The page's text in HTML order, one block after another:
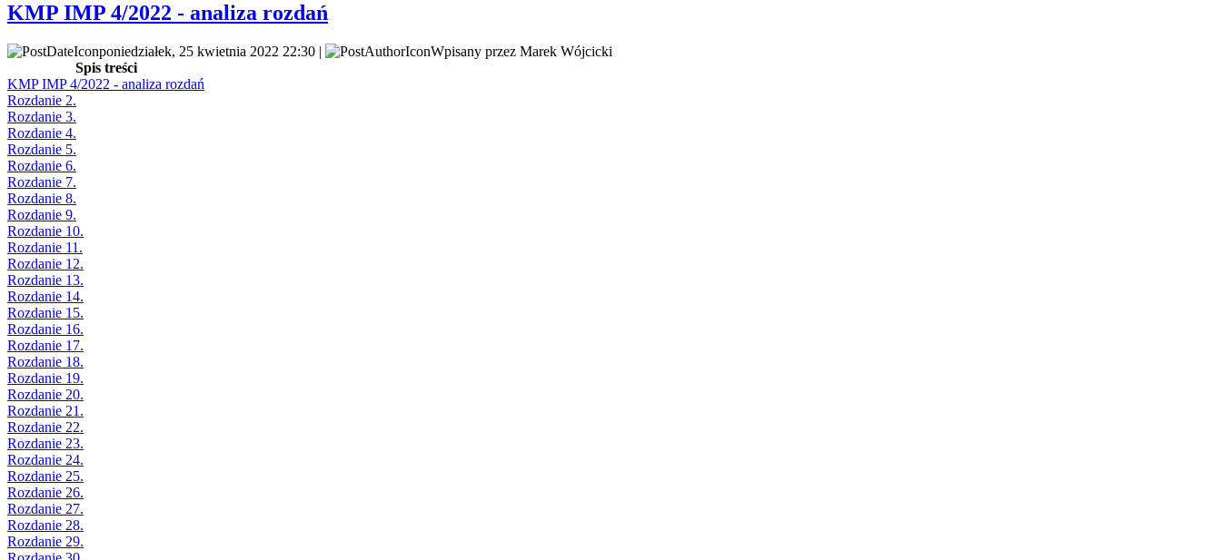
KMP IMP 4/2022 - analiza rozdań
poniedziałek, 25 kwietnia 2022 22:30 |
Wpisany przez Marek Wójcicki
Spis treści
KMP IMP 4/2022 - analiza rozdań
Rozdanie 2.
Rozdanie 3.
Rozdanie 4.
Rozdanie 5.
Rozdanie 6.
Rozdanie 7.
Rozdanie 8.
Rozdanie 9.
Rozdanie 10.
Rozdanie 11.
Rozdanie 12.
Rozdanie 13.
Rozdanie 14.
Rozdanie 15.
Rozdanie 16.
Rozdanie 17.
Rozdanie 18.
Rozdanie 19.
Rozdanie 20.
Rozdanie 21.
Rozdanie 22.
Rozdanie 23.
Rozdanie 24.
Rozdanie 25.
Rozdanie 26.
Rozdanie 27.
Rozdanie 28.
Rozdanie 29.